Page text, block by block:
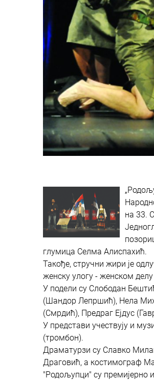
на 33.
глумица Селма Алиспахић.
Такође, стручни жири је
женску улогу - женском
У подели су Слободан
(Шандор Лепршић), Нела
(Смрдић), Предраг Ејдус
У представи учествују и
(тромбон).
Драматурзи су Славко
Драговић, а костимограф
"Родољупци" су премијерно